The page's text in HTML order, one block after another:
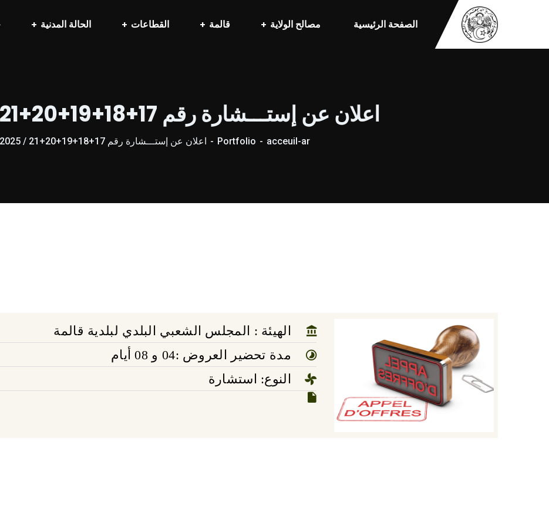
الصفحة الرئيسية مصالح الولاية قالمة القطاعات الحالة المدنية
اعلان عن إستـــشارة رقم 17+18+19+20+21 / 2025
acceuil-ar
Portfolio اعلان عن إستـــشارة رقم 17+18+19+20+21 / 2025
الهيئة : المجلس الشعبي البلدي لبلدية قالمة
مدة تحضير العروض :04 و 08 أيام
النوع: استشارة